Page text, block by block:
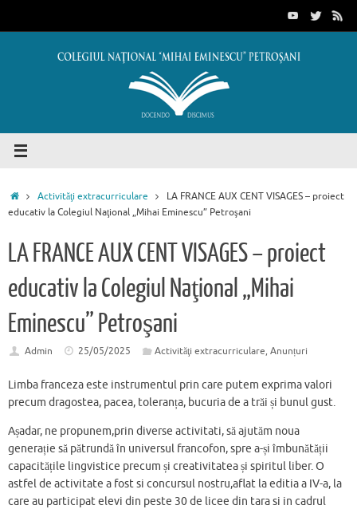
Prima
pagină
Activităţi extracurriculare
LA FRANCE AUX CENT VISAGES – proiect
educativ la Colegiul Naţional „Mihai Eminescu” Petroşani
LA FRANCE AUX CENT VISAGES – proiect
educativ la Colegiul Naţional „Mihai
Eminescu” Petroşani
Admin 25/05/2025 Activităţi extracurriculare, Anunțuri
Limba franceza este instrumentul prin care putem exprima valori
precum dragostea, pacea, toleranța, bucuria de a trăi și bunul gust.
Așadar, ne propunem,prin diverse activitati, să ajutăm noua
generație să pătrundă în universul francofon, spre a-și îmbunătății
capacitățile lingvistice precum și creativitatea și spiritul liber. O
astfel de activitate a fost si concursul nostru,aflat la editia a IV-a, la
care au participat elevi din peste 30 de licee din tara si in cadrul